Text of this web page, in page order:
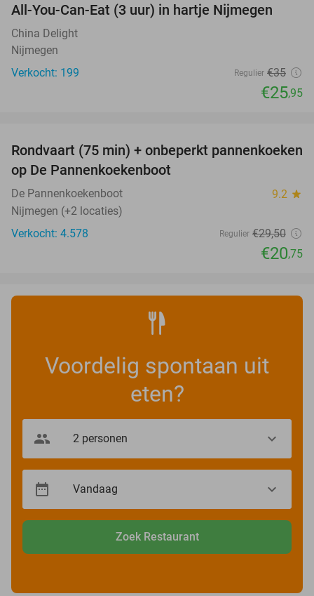
26%
All-You-Can-Eat (3 uur) in hartje Nijmegen
China Delight
Nijmegen
Verkocht: 199
Regulier €35
€25,95
30%
Rondvaart (75 min) + onbeperkt pannenkoeken
op De Pannenkoekenboot
De Pannenkoekenboot 9.2 star
Nijmegen (+2 locaties)
Verkocht: 4.578
Regulier €29,50
€20,75
Voordelig spontaan uit
eten?
Zoek Restaurant